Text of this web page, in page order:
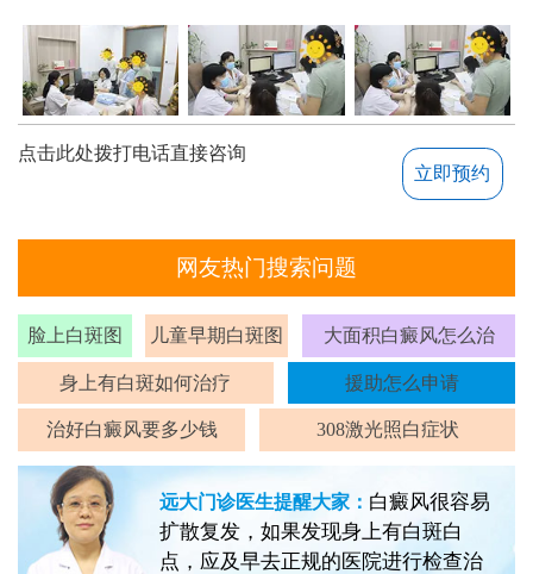
点击此处拨打电话直接咨询
立即预约
网友热门搜索问题
脸上白斑图 儿童早期白斑图 大面积白癜风怎么治
身上有白斑如何治疗 援助怎么申请
治好白癜风要多少钱 308激光照白症状
远大门诊医生提醒大家： 白癜风很容易
扩散复发，如果发现身上有白斑白
点，应及早去正规的医院进行检查治